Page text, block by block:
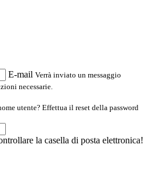
E-mail Verrà inviato un messaggio
necessarie.
utente? Effettua il reset della password
la casella di posta elettronica!